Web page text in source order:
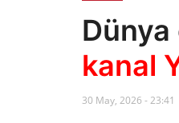
kanal
30 May, 2026 - 23:41